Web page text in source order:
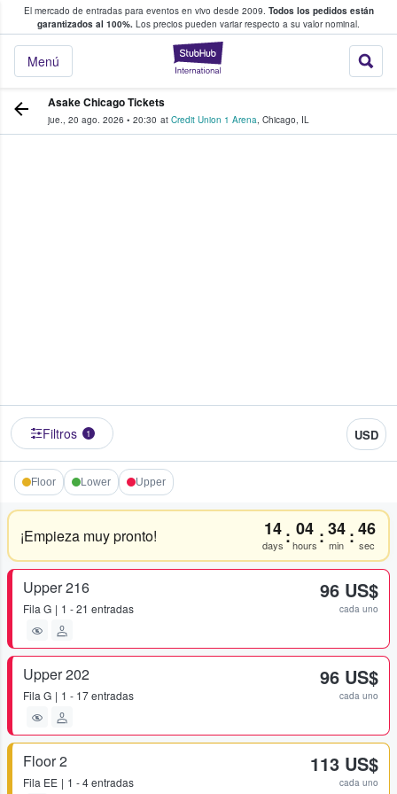
El mercado de entradas para eventos en vivo desde 2009. Todos los pedidos están
garantizados al 100%. Los precios pueden variar respecto a su valor nominal.
StubHub:
Menú
y venta de entradas entre fans
Asake Chicago Tickets
jue., 20 ago. 2026 • 20:30 at Credit Union 1 Arena, Chicago, IL
Filtros 1 USD
Floor Lower Upper
¡Empieza muy pronto! 14
days : 04
hours :34
min :46
sec
Upper 216
Fila G 1 - 21 entradas
96 US$
cada uno
Upper 202
Fila G 1 - 17 entradas
96 US$
cada uno
Floor 2
Fila EE 1 - 4 entradas
113 US$
cada uno